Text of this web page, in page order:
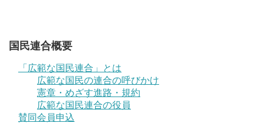
国民連合概要
「広範な国民連合」とは
広範な国民の連合の呼びかけ
憲章・めざす進路・規約
広範な国民連合の役員
賛同会員申込